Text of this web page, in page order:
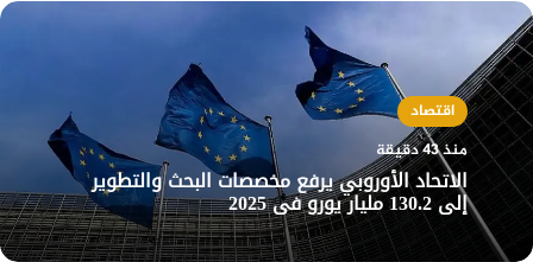
اقتصاد
منذ 43 دقيقة
الاتحاد الأوروبي يرفع مخصصات البحث والتطوير
إلى 130.2 مليار يورو في 2025